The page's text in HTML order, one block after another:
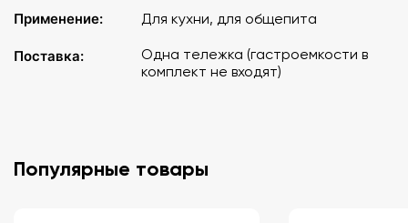
Применение: Для кухни, для общепита
Поставка:
Одна тележка (гастроемкости в
комплект не входят)
Популярные товары